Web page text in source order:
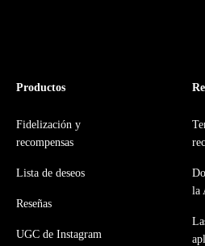
Productos
Fidelización y
recompensas
Lista de deseos
Reseñas
UGC de Instagram
la